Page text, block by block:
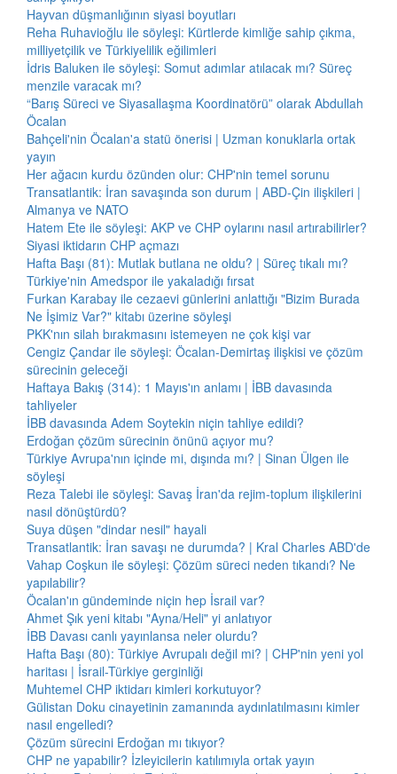
Hayvan düşmanlığının siyasi boyutları
Reha Ruhavioğlu ile söyleşi: Kürtlerde kimliğe sahip çıkma,
milliyetçilik ve Türkiyelilik eğilimleri
İdris Baluken ile söyleşi: Somut adımlar atılacak mı? Süreç
menzile varacak mı?
“Barış Süreci ve Siyasallaşma Koordinatörü” olarak Abdullah
Öcalan
Bahçeli'nin Öcalan'a statü önerisi | Uzman konuklarla ortak
yayın
Her ağacın kurdu özünden olur: CHP'nin temel sorunu
Transatlantik: İran savaşında son durum | ABD-Çin ilişkileri |
Almanya ve NATO
Hatem Ete ile söyleşi: AKP ve CHP oylarını nasıl artırabilirler?
Siyasi iktidarın CHP açmazı
Hafta Başı (81): Mutlak butlana ne oldu? | Süreç tıkalı mı?
Türkiye'nin Amedspor ile yakaladığı fırsat
Furkan Karabay ile cezaevi günlerini anlattığı "Bizim Burada
Ne İşimiz Var?" kitabı üzerine söyleşi
PKK'nın silah bırakmasını istemeyen ne çok kişi var
Cengiz Çandar ile söyleşi: Öcalan-Demirtaş ilişkisi ve çözüm
sürecinin geleceği
Haftaya Bakış (314): 1 Mayıs'ın anlamı | İBB davasında
tahliyeler
İBB davasında Adem Soytekin niçin tahliye edildi?
Erdoğan çözüm sürecinin önünü açıyor mu?
Türkiye Avrupa'nın içinde mi, dışında mı? | Sinan Ülgen ile
söyleşi
Reza Talebi ile söyleşi: Savaş İran'da rejim-toplum ilişkilerini
nasıl dönüştürdü?
Suya düşen "dindar nesil" hayali
Transatlantik: İran savaşı ne durumda? | Kral Charles ABD'de
Vahap Coşkun ile söyleşi: Çözüm süreci neden tıkandı? Ne
yapılabilir?
Öcalan'ın gündeminde niçin hep İsrail var?
Ahmet Şık yeni kitabı "Ayna/Heli" yi anlatıyor
İBB Davası canlı yayınlansa neler olurdu?
Hafta Başı (80): Türkiye Avrupalı değil mi? | CHP'nin yeni yol
haritası | İsrail-Türkiye gerginliği
Muhtemel CHP iktidarı kimleri korkutuyor?
Gülistan Doku cinayetinin zamanında aydınlatılmasını kimler
nasıl engelledi?
Çözüm sürecini Erdoğan mı tıkıyor?
CHP ne yapabilir? İzleyicilerin katılımıyla ortak yayın